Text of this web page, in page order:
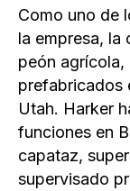
Como uno de
la empresa, la
peón
prefabricados
Utah. Harker
funciones en
capataz,
supervisado